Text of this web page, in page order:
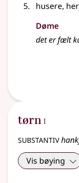
husere,
Døme
det er fælt
tørn 1
I
substantiv
Vis bøying